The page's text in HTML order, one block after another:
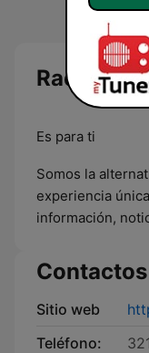
Radio Hit
Es para ti
Somos la
experiencia
información,
Contactos
Sitio web
Teléfono: